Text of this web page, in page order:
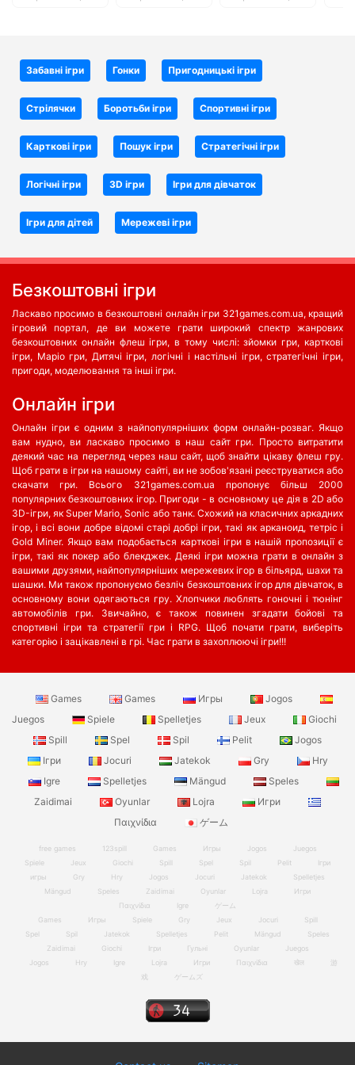
Забавні ігри Гонки Пригодницькі ігри
Стрілячки Боротьби iгри Спортивні ігри
Карткові ігри Пошук ігри Стратегічні ігри
Логічні ігри 3D ігри Ігри для дівчаток
Ігри для дітей Мережеві ігри
Безкоштовні ігри
Ласкаво просимо в безкоштовні онлайн ігри 321games.com.ua, кращий
ігровий портал, де ви можете грати широкий спектр жанрових
безкоштовних онлайн флеш ігри, в тому числі: зйомки гри, карткові
ігри, Маріо гри, Дитячі ігри, логічні і настільні ігри, стратегічні ігри,
пригоди, моделювання та інші ігри.
Oнлайн ігри
Онлайн ігри є одним з найпопулярніших форм онлайн-розваг. Якщо
вам нудно, ви ласкаво просимо в наш сайт гри. Просто витратити
деякий час на перегляд через наш сайт, щоб знайти цікаву флеш гру.
Щоб грати в ігри на нашому сайті, ви не зобов'язані реєструватися або
скачати гри. Всього 321games.com.ua пропонує більш 2000
популярних безкоштовних ігор. Пригоди - в основному це дія в 2D або
3D-ігри, як Super Mario, Sonic або танк. Схожий на класичних аркадних
ігор, і всі вони добре відомі старі добрі ігри, такі як арканоид, тетріс і
Gold Miner. Якщо вам подобається карткові ігри в нашій пропозиції є
ігри, такі як покер або блекджек. Деякі ігри можна грати в онлайн з
вашими друзями, найпопулярніших мережевих ігор в більярд, шахи та
шашки. Ми також пропонуємо безліч безкоштовних ігор для дівчаток, в
основному вони одягаються гру. Хлопчики люблять гоночні і тюнінг
автомобілів гри. Звичайно, є також повинен згадати бойові та
спортивні ігри та стратегії гри і RPG. Щоб почати грати, виберіть
категорію і зацікавлені в грі. Час грати в захоплюючі ігри!!!
Games Games Игры
Jogos
Juegos
Spiele Spelletjes Jeux
Giochi
Spill
Spel Spil Pelit
Jogos
Ігри
Jocuri Jatekok Gry
Hry
Igre
Spelletjes Mängud
Speles
Zaidimai
Oyunlar Lojra
Игри
Παιχνίδια
ゲーム
free games 123spill Games Игры Jogos
Juegos
Spiele
Jeux Giochi Spill Spel Spil Pelit
Ігри
игры
Gry Hry Jogos Jocuri Jatekok
Spelletjes
Mängud
Speles Zaidimai Oyunlar Lojra
Игри
Παιχνίδια
Igre
ゲーム
Games
Игры Spiele Gry Jeux Jocuri
Spill
Spel
Spil Jatekok Spelletjes Pelit Mängud
Speles
Zaidimai
Giochi Ігри Гульні Oyunlar
Juegos
Jogos
Hry Igre Lojra Игри Παιχνίδια खेल
游
戏
ゲームズ